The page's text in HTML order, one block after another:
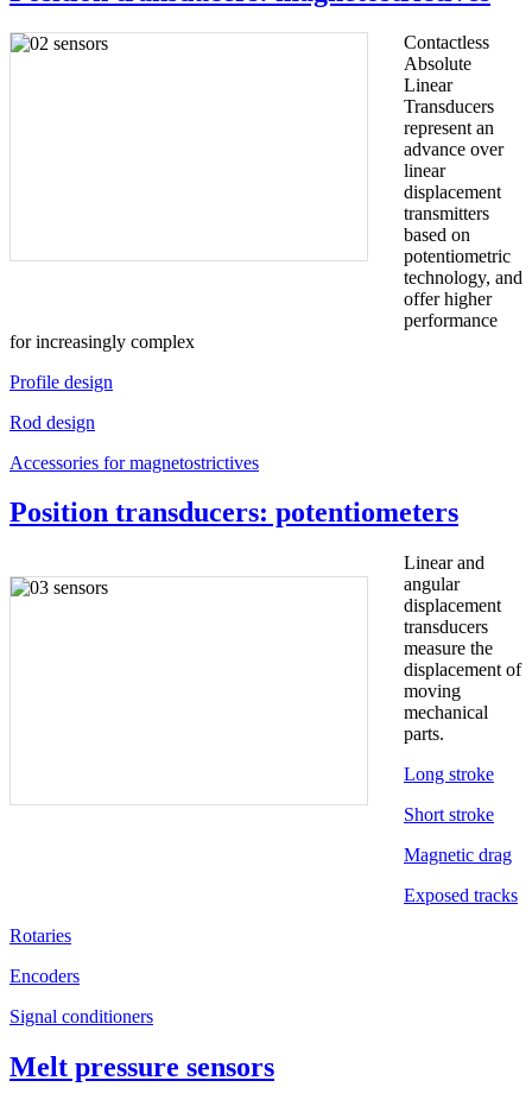
Contactless
Absolute
Linear
Transducers
represent an
advance over
linear
displacement
transmitters
based on
potentiometric
technology, and
offer higher
performance
for increasingly complex
Profile design
Rod design
Accessories for magnetostrictives
Position transducers: potentiometers
Linear and
angular
displacement
transducers
measure the
displacement of
moving
mechanical
parts.
Long stroke
Short stroke
Magnetic drag
Exposed tracks
Rotaries
Encoders
Signal conditioners
Melt pressure sensors